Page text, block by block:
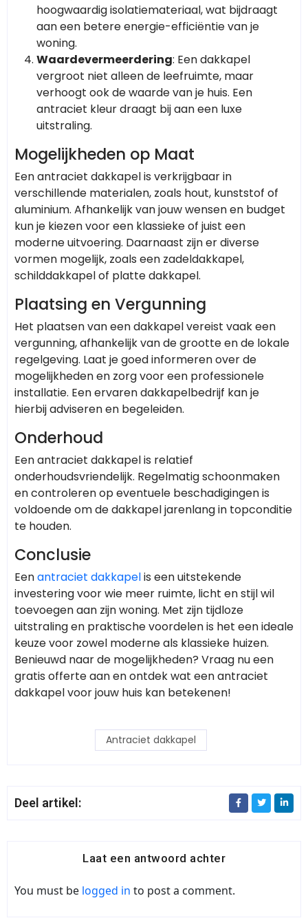
hoogwaardig isolatiemateriaal, wat bijdraagt
aan een betere energie-efficiëntie van je
woning.
Waardevermeerdering: Een dakkapel
vergroot niet alleen de leefruimte, maar
verhoogt ook de waarde van je huis. Een
antraciet kleur draagt bij aan een luxe
uitstraling.
Mogelijkheden op Maat
Een antraciet dakkapel is verkrijgbaar in
verschillende materialen, zoals hout, kunststof of
aluminium. Afhankelijk van jouw wensen en budget
kun je kiezen voor een klassieke of juist een
moderne uitvoering. Daarnaast zijn er diverse
vormen mogelijk, zoals een zadeldakkapel,
schilddakkapel of platte dakkapel.
Plaatsing en Vergunning
Het plaatsen van een dakkapel vereist vaak een
vergunning, afhankelijk van de grootte en de lokale
regelgeving. Laat je goed informeren over de
mogelijkheden en zorg voor een professionele
installatie. Een ervaren dakkapelbedrijf kan je
hierbij adviseren en begeleiden.
Onderhoud
Een antraciet dakkapel is relatief
onderhoudsvriendelijk. Regelmatig schoonmaken
en controleren op eventuele beschadigingen is
voldoende om de dakkapel jarenlang in topconditie
te houden.
Conclusie
Eenantraciet dakkapelis een uitstekende
investering voor wie meer ruimte, licht en stijl wil
toevoegen aan zijn woning. Met zijn tijdloze
uitstraling en praktische voordelen is het een ideale
keuze voor zowel moderne als klassieke huizen.
Benieuwd naar de mogelijkheden? Vraag nu een
gratis offerte aan en ontdek wat een antraciet
dakkapel voor jouw huis kan betekenen!
Antraciet dakkapel
Deel artikel:
Laat een antwoord achter
You must be logged in to post a comment.